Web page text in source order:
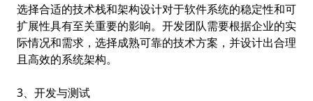
选择合适的技术栈和架构设计对于软件系统的稳定性和可
扩展性具有至关重要的影响。开发团队需要根据企业的实
际情况和需求，选择成熟可靠的技术方案，并设计出合理
且高效的系统架构。
3、开发与测试